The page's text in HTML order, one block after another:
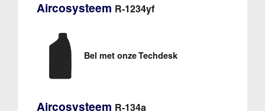
Aircosysteem R-1234yf
Bel met onze Techdesk
Aircosysteem R-134a